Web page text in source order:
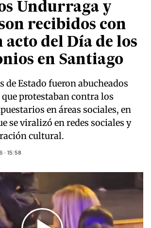
Undurraga y
recibidos con
acto del Día de los
en Santiago
de Estado fueron abucheados
protestaban contra los
en áreas sociales, en
se viralizó en redes sociales y
cultural.
· 15:58